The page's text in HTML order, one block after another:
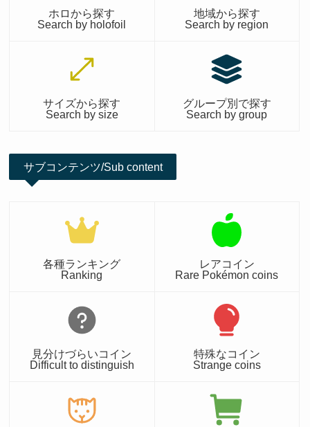
ホロから探す
Search by holofoil
地域から探す
Search by region
サイズから探す
Search by size
グループ別で探す
Search by group
サブコンテンツ/Sub content
各種ランキング
Ranking
レアコイン
Rare Pokémon coins
見分けづらいコイン
Difficult to distinguish
特殊なコイン
Strange coins